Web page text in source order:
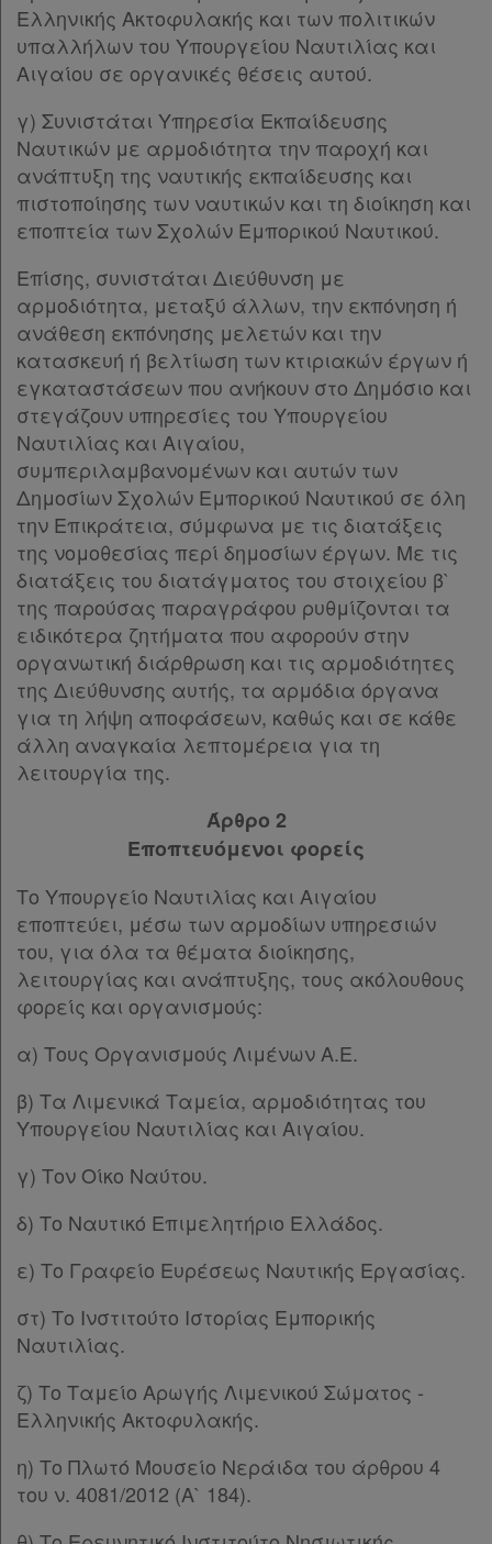
Παρ.1
Παρ.2
Άρθρον 29 [-]
Παρ.2
Άρθρον 30 [-]
Παρ.1
Παρ.2
ΚΕΦΑΛΑΙΟ ΣΤ΄ [-]
Άρθρο 31
Παρ.1
Παρ.2
Παρ.3
Παρ.4
ΚΕΦΑΛΑΙΟ Ζ΄
[-]
Άρθρο 32
Άρθρο 33
[-]
Παρ.1
Παρ.2
Παρ.3
Παρ.4
Παρ.5
Παρ.6
Παρ.7
Παρ.8
Παρ.9
Παρ.10
Άρθρο 34
ΚΕΦΑΛΑΙΟ Η΄
Παρ.1
Παρ.3
Παρ.4
Παρ.5
Παρ.6
Παρ.8
Παρ.10
Παρ.11
Παρ.12
Παρ.13
Παρ.14
Παρ.16
Παρ.18
Παρ.19
Παρ.20
Άρθρον 36
Παρ.1
Παρ.2
Παρ.4
Παρ.5
ΚΕΦΑΛΑΙΟ Θ΄
Ελληνικής Ακτοφυλακής και των πολιτικών
υπαλλήλων του Υπουργείου Ναυτιλίας και
Αιγαίου σε οργανικές θέσεις αυτού.
γ) Συνιστάται Υπηρεσία Εκπαίδευσης
Ναυτικών με αρμοδιότητα την παροχή και
ανάπτυξη της ναυτικής εκπαίδευσης και
πιστοποίησης των ναυτικών και τη διοίκηση και
εποπτεία των Σχολών Εμπορικού Ναυτικού.
Επίσης, συνιστάται Διεύθυνση με
αρμοδιότητα, μεταξύ άλλων, την εκπόνηση ή
ανάθεση εκπόνησης μελετών και την
κατασκευή ή βελτίωση των κτιριακών έργων ή
εγκαταστάσεων που ανήκουν στο Δημόσιο και
στεγάζουν υπηρεσίες του Υπουργείου
Ναυτιλίας και Αιγαίου,
συμπεριλαμβανομένων και αυτών των
Δημοσίων Σχολών Εμπορικού Ναυτικού σε όλη
την Επικράτεια, σύμφωνα με τις διατάξεις
της νομοθεσίας περί δημοσίων έργων. Με τις
διατάξεις του διατάγματος του στοιχείου β`
της παρούσας παραγράφου ρυθμίζονται τα
ειδικότερα ζητήματα που αφορούν στην
οργανωτική διάρθρωση και τις αρμοδιότητες
της Διεύθυνσης αυτής, τα αρμόδια όργανα
για τη λήψη αποφάσεων, καθώς και σε κάθε
άλλη αναγκαία λεπτομέρεια για τη
λειτουργία της.
Άρθρο 2
Εποπτευόμενοι φορείς
Το Υπουργείο Ναυτιλίας και Αιγαίου
εποπτεύει, μέσω των αρμοδίων υπηρεσιών
του, για όλα τα θέματα διοίκησης,
λειτουργίας και ανάπτυξης, τους ακόλουθους
φορείς και οργανισμούς:
α) Τους Οργανισμούς Λιμένων Α.Ε.
β) Τα Λιμενικά Ταμεία, αρμοδιότητας του
Υπουργείου Ναυτιλίας και Αιγαίου.
γ) Τον Οίκο Ναύτου.
δ) Το Ναυτικό Επιμελητήριο Ελλάδος.
ε) Το Γραφείο Ευρέσεως Ναυτικής Εργασίας.
στ) Το Ινστιτούτο Ιστορίας Εμπορικής
Ναυτιλίας.
ζ) Το Ταμείο Αρωγής Λιμενικού Σώματος -
Ελληνικής Ακτοφυλακής.
η) Το Πλωτό Μουσείο Νεράιδα του άρθρου 4
του ν. 4081/2012 (Α` 184).